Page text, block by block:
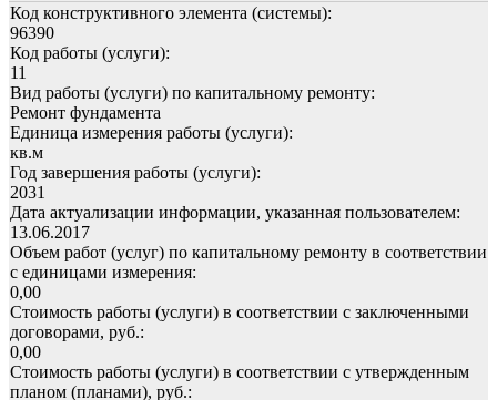
Код конструктивного элемента (системы):
96390
Код работы (услуги):
11
Вид работы (услуги) по капитальному ремонту:
Ремонт фундамента
Единица измерения работы (услуги):
кв.м
Год завершения работы (услуги):
2031
Дата актуализации информации, указанная пользователем:
13.06.2017
Объем работ (услуг) по капитальному ремонту в соответствии
с единицами измерения:
0,00
Стоимость работы (услуги) в соответствии с заключенными
договорами, руб.:
0,00
Стоимость работы (услуги) в соответствии с утвержденным
планом (планами), руб.: